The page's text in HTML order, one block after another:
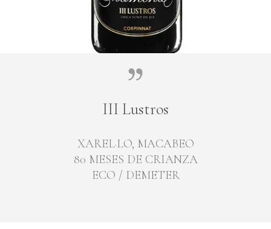
III Lustros
XAREL·LO, MACABEO
80 MESES DE CRIANZA
ECO / DEMETER